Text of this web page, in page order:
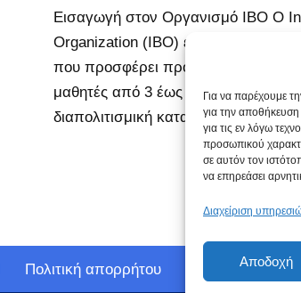
Για να παρέχουμε
για την
για τις εν λόγω
προσωπικού
σε αυτόν τον
να επηρεάσει
Διαχείριση
Αποδοχή
Εισαγωγή στον Οργανισμό IBO Ο
Organization (IBO) είναι ένας
που προσφέρει προγράμματα
μαθητές από 3 έως 19 ετών. Ο
διαπολιτισμική κατανόηση και
Πολιτική απορρήτου Πολιτική